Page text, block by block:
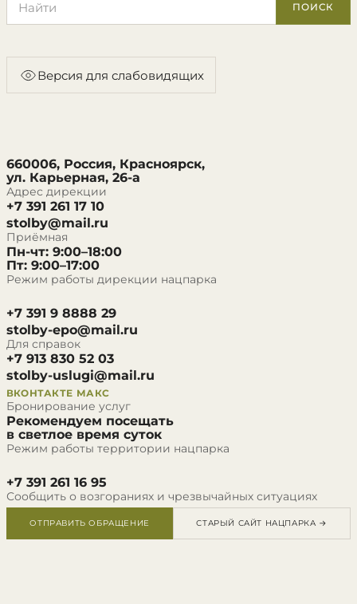
ПОИСК
Версия для слабовидящих
660006, Россия, Красноярск,
ул. Карьерная, 26-а
Адрес дирекции
+7 391 261 17 10
stolby@mail.ru
Приёмная
Пн-чт: 9:00–18:00
Пт: 9:00–17:00
Режим работы дирекции нацпарка
+7 391 9 8888 29
stolby-epo@mail.ru
Для справок
+7 913 830 52 03
stolby-uslugi@mail.ru
ВКОНТАКТЕ МАКС
Бронирование услуг
Рекомендуем посещать
в светлое время суток
Режим работы территории нацпарка
+7 391 261 16 95
Сообщить о возгораниях и чрезвычайных ситуациях
ОТПРАВИТЬ ОБРАЩЕНИЕ СТАРЫЙ САЙТ НАЦПАРКА →